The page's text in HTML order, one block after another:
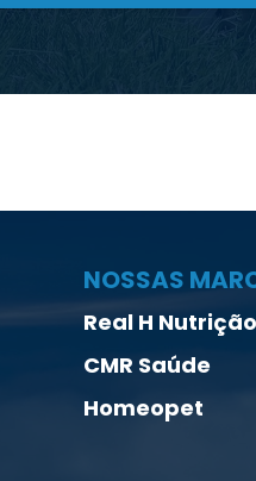
NOSSAS
Real H
CMR Saúde
Homeopet